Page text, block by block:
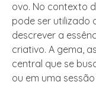
ovo. No contexto
pode ser utilizado
descrever a
criativo. A gema,
central que se
ou em uma